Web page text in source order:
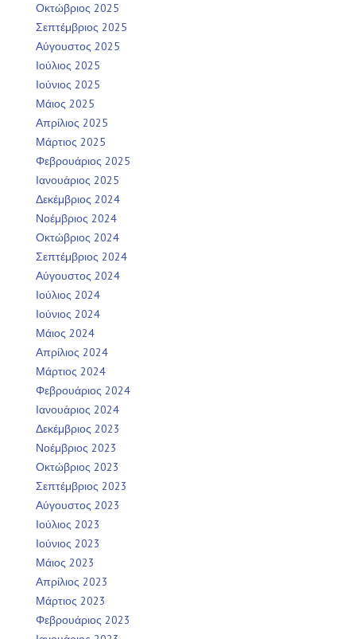
Οκτώβριος 2025
Σεπτέμβριος 2025
Αύγουστος 2025
Ιούλιος 2025
Ιούνιος 2025
Μάιος 2025
Απρίλιος 2025
Μάρτιος 2025
Φεβρουάριος 2025
Ιανουάριος 2025
Δεκέμβριος 2024
Νοέμβριος 2024
Οκτώβριος 2024
Σεπτέμβριος 2024
Αύγουστος 2024
Ιούλιος 2024
Ιούνιος 2024
Μάιος 2024
Απρίλιος 2024
Μάρτιος 2024
Φεβρουάριος 2024
Ιανουάριος 2024
Δεκέμβριος 2023
Νοέμβριος 2023
Οκτώβριος 2023
Σεπτέμβριος 2023
Αύγουστος 2023
Ιούλιος 2023
Ιούνιος 2023
Μάιος 2023
Απρίλιος 2023
Μάρτιος 2023
Φεβρουάριος 2023